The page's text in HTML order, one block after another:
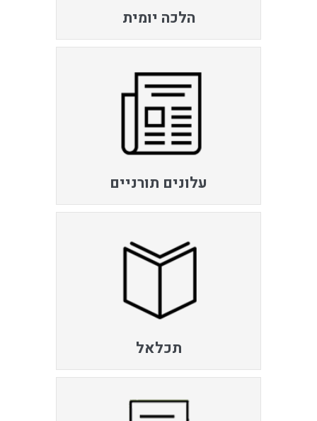
הלכה יומית
עלונים תורניים
תכלאל